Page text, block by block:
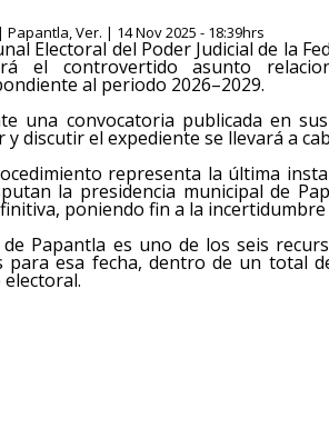
Ver. | 14 Nov 2025 - 18:39hrs
Electoral del Poder Judicial de la
el controvertido asunto
al periodo 2026–2029.
una convocatoria publicada en
y discutir el expediente se llevará a
representa la última
la presidencia municipal de
poniendo fin a la
de Papantla es uno de los seis
para esa fecha, dentro de un total